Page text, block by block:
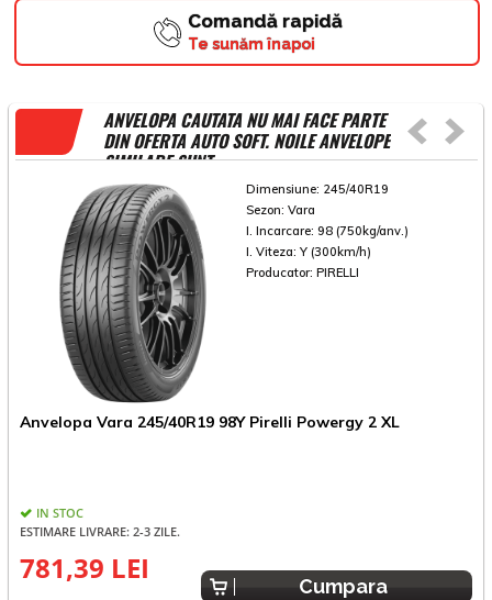
Comandă rapidă
Te sunăm înapoi
ANVELOPA CAUTATA NU MAI FACE PARTE
DIN OFERTA AUTO SOFT. NOILE ANVELOPE
SIMILARE SUNT
Dimensiune: 245/40R19
Sezon: Vara
I. Incarcare: 98 (750kg/anv.)
I. Viteza: Y (300km/h)
Producator: PIRELLI
Anvelopa Vara 245/40R19 98Y Pirelli Powergy 2 XL
IN STOC
ESTIMARE LIVRARE: 2-3 ZILE.
781,39 LEI
Cumpara